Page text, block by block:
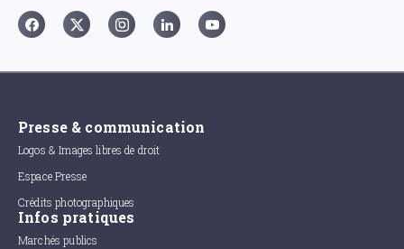
Presse & communication
Logos & Images libres de droit
Espace Presse
Crédits photographiques
Infos pratiques
Marchés publics